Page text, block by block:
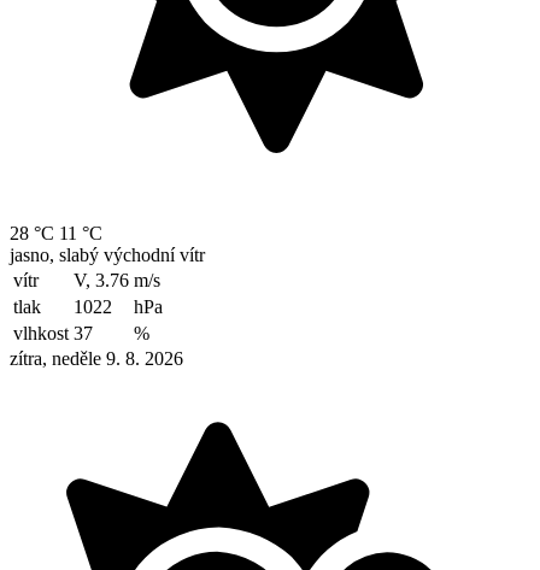
28 °C 11 °C
jasno, slabý východní vítr
vítr
V, 3.76 m/s
tlak
1022
hPa
vlhkost 37
%
zítra, neděle 9. 8. 2026